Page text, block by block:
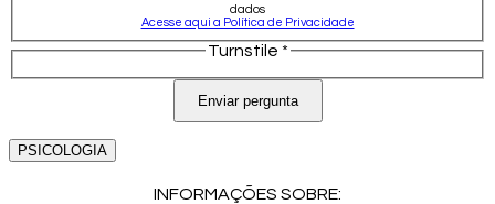
dados
Acesse aqui a Política de Privacidade
Turnstile *
Enviar pergunta
PSICOLOGIA
INFORMAÇÕES SOBRE: